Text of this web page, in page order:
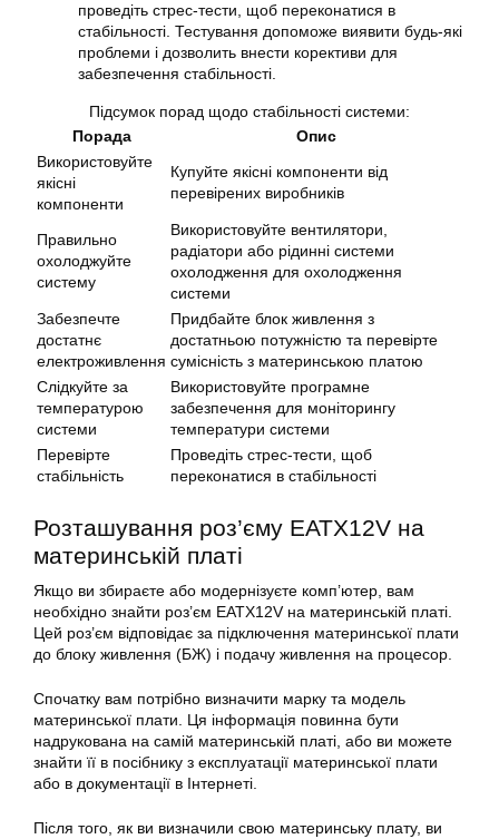
проведіть стрес-тести, щоб переконатися в
стабільності. Тестування допоможе виявити будь-які
проблеми і дозволить внести корективи для
забезпечення стабільності.
Підсумок порад щодо стабільності системи:
Порада
Опис
Використовуйте
якісні
компоненти
Купуйте якісні компоненти від
перевірених виробників
Правильно
охолоджуйте
систему
Використовуйте вентилятори,
радіатори або рідинні системи
охолодження для охолодження
системи
Забезпечте
достатнє
електроживлення
Придбайте блок живлення з
достатньою потужністю та перевірте
сумісність з материнською платою
Слідкуйте за
температурою
системи
Використовуйте програмне
забезпечення для моніторингу
температури системи
Перевірте
стабільність
Проведіть стрес-тести, щоб
переконатися в стабільності
Розташування роз’єму EATX12V на
материнській платі
Якщо ви збираєте або модернізуєте комп’ютер, вам
необхідно знайти роз’єм EATX12V на материнській платі.
Цей роз’єм відповідає за підключення материнської плати
до блоку живлення (БЖ) і подачу живлення на процесор.
Спочатку вам потрібно визначити марку та модель
материнської плати. Ця інформація повинна бути
надрукована на самій материнській платі, або ви можете
знайти її в посібнику з експлуатації материнської плати
або в документації в Інтернеті.
Після того, як ви визначили свою материнську плату, ви